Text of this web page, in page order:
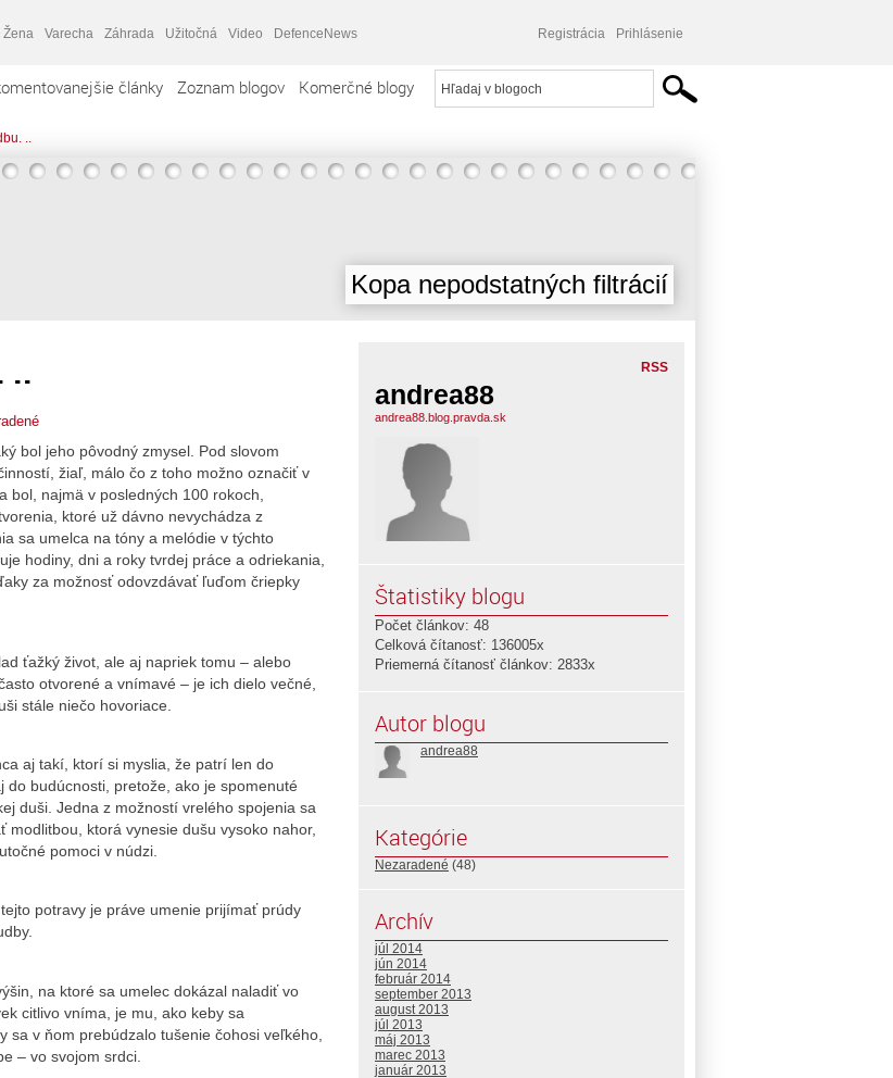
Žena Varecha Záhrada Užitočná Video DefenceNews Registrácia Prihlásenie
články Zoznam blogov Komerčné blogy
..
Kopa nepodstatných filtrácií
..
bol jeho pôvodný zmysel. Pod slovom
žiaľ, málo čo z toho možno označiť v
bol, najmä v posledných 100 rokoch,
ktoré už dávno nevychádza z
sa umelca na tóny a melódie v týchto
hodiny, dni a roky tvrdej práce a odriekania,
za možnosť odovzdávať ľuďom čriepky
ťažký život, ale aj napriek tomu – alebo
otvorené a vnímavé – je ich dielo večné,
stále niečo hovoriace.
aj takí, ktorí si myslia, že patrí len do
do budúcnosti, pretože, ako je spomenuté
duši. Jedna z možností vrelého spojenia sa
ktorá vynesie dušu vysoko nahor,
pomoci v núdzi.
potravy je práve umenie prijímať prúdy
na ktoré sa umelec dokázal naladiť vo
citlivo vníma, je mu, ako keby sa
v ňom prebúdzalo tušenie čohosi veľkého,
– vo svojom srdci.
RSS
andrea88
andrea88.blog.pravda.sk
Štatistiky blogu
Počet článkov: 48
Celková čítanosť: 136005x
Priemerná čítanosť článkov: 2833x
Autor blogu
andrea88
Kategórie
Nezaradené (48)
Archív
júl 2014
jún 2014
február 2014
september 2013
august 2013
júl 2013
máj 2013
marec 2013
január 2013